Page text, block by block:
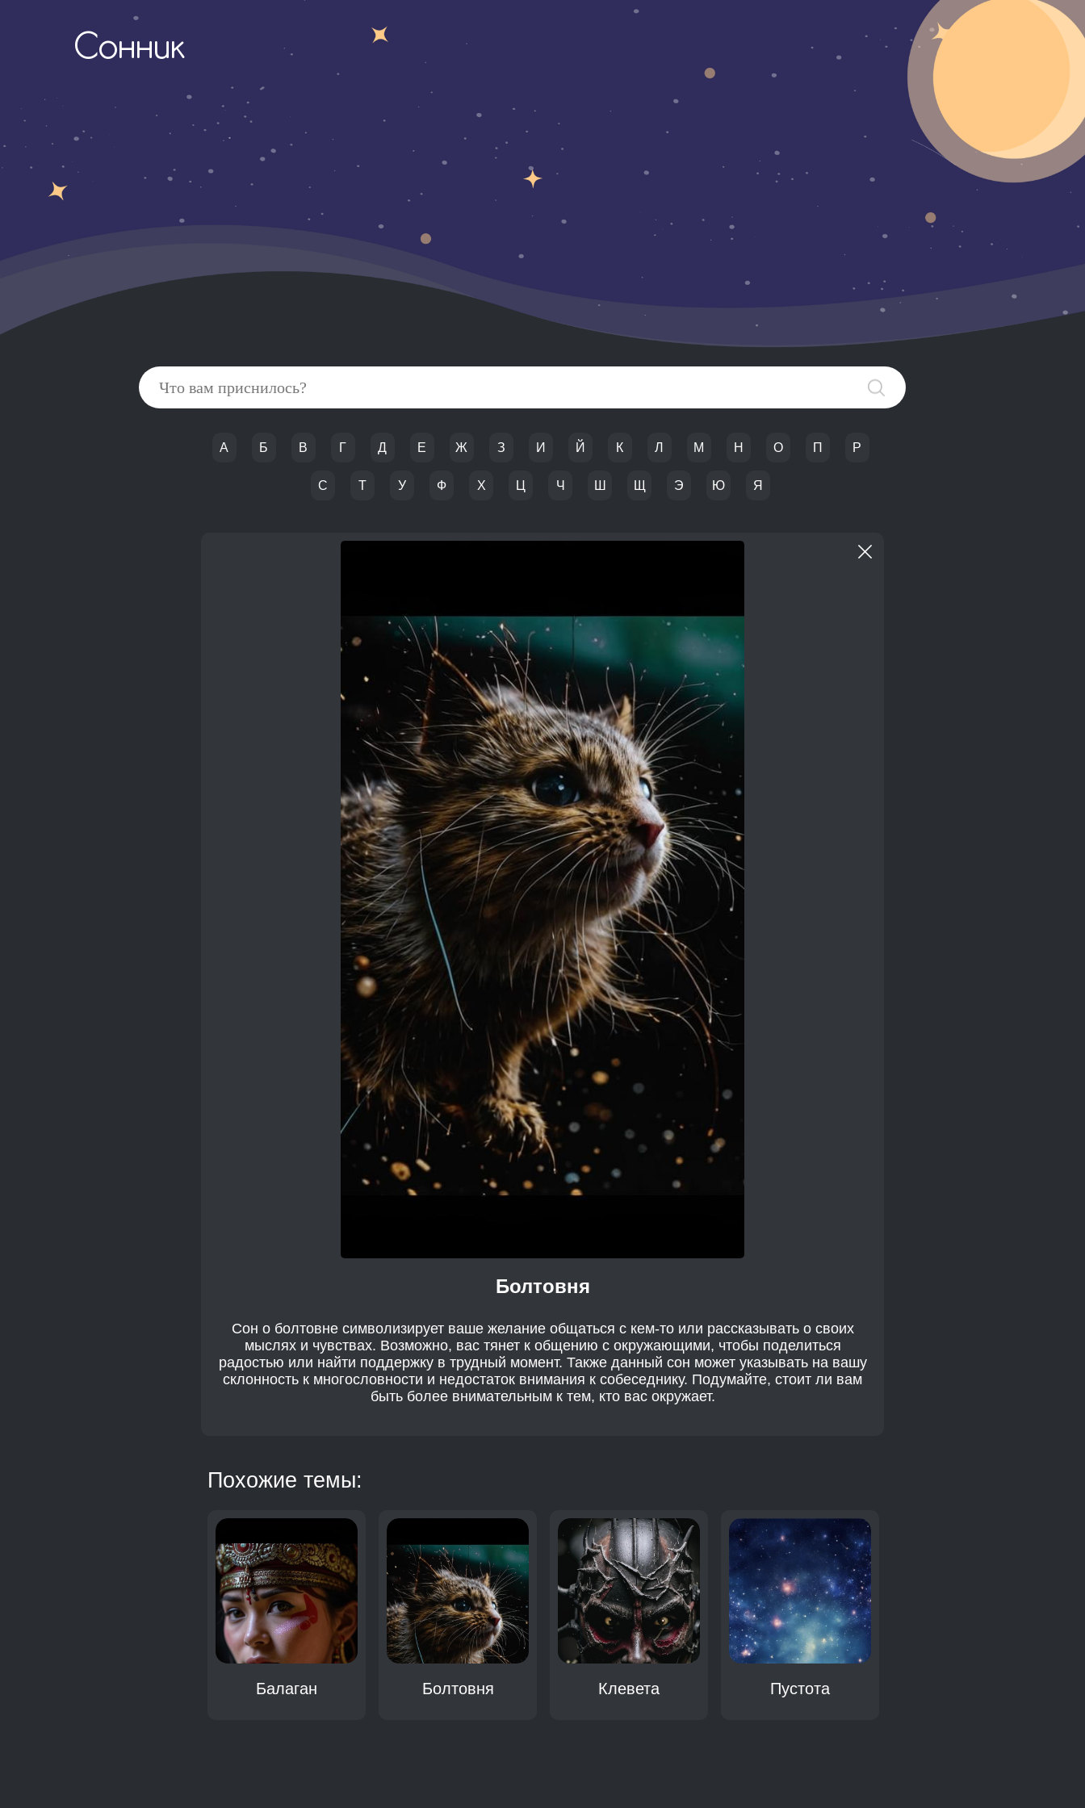
Сонник
А Б В Г Д Е Ж З И Й К Л М Н О П Р
С Т У Ф Х Ц Ч Ш Щ Э Ю Я
Болтовня
Сон о болтовне символизирует ваше желание общаться с кем-то или рассказывать о своих
мыслях и чувствах. Возможно, вас тянет к общению с окружающими, чтобы поделиться
радостью или найти поддержку в трудный момент. Также данный сон может указывать на вашу
склонность к многословности и недостаток внимания к собеседнику. Подумайте, стоит ли вам
быть более внимательным к тем, кто вас окружает.
Похожие темы:
Балаган Болтовня Клевета Пустота